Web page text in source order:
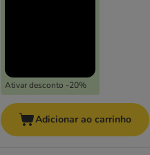
Ativar desconto -20%
Adicionar ao carrinho